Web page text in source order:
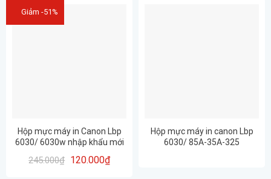
Giảm -51%
Hộp mực máy in Canon Lbp
6030/ 6030w nhập khẩu mới
245.000₫ 120.000₫
Hộp mực máy in canon Lbp
6030/ 85A-35A-325